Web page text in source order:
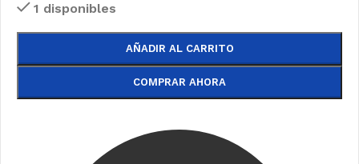
1 disponibles
AÑADIR AL CARRITO
COMPRAR AHORA